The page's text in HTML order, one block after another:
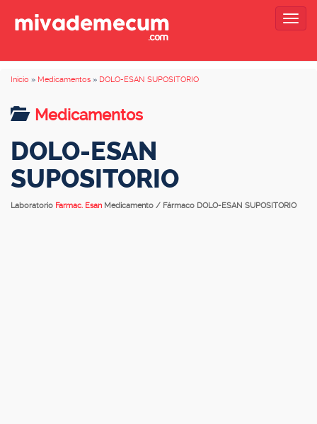
Inicio » Medicamentos » DOLO-ESAN SUPOSITORIO
Medicamentos
DOLO-ESAN
SUPOSITORIO
Laboratorio Farmac. Esan Medicamento / Fármaco DOLO-ESAN SUPOSITORIO